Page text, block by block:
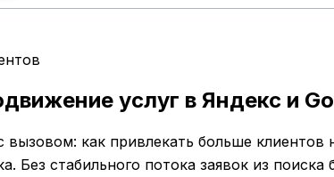
услуг в Яндекс и
как привлекать больше
Без стабильного потока заявок из